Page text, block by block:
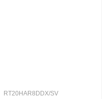
RT20HAR8DDX/SV